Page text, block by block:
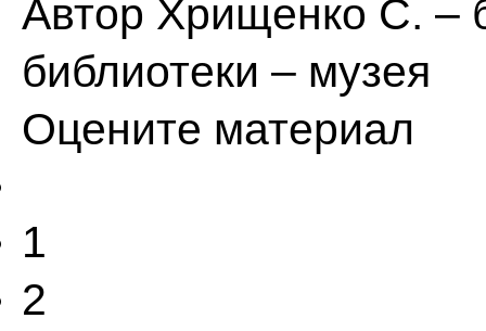
Автор Хрищенко С. –
библиотеки – музея
Оцените материал
1
2